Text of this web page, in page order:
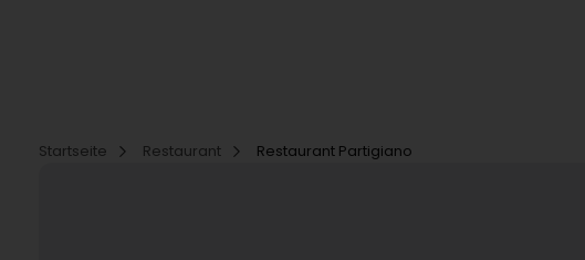
Startseite
Restaurant Restaurant Partigiano